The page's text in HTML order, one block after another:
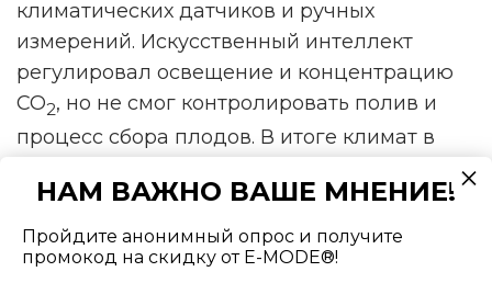
климатических датчиков и ручных
измерений. Искусственный интеллект
регулировал освещение и концентрацию
CO2, но не смог контролировать полив и
процесс сбора плодов. В итоге климат в
климата, создаваемого Digital Twin.
Результатом работы Reinforcement Learning
стало хорошее плодоношение.
НАМ ВАЖНО ВАШЕ МНЕНИЕ!
Пройдите анонимный опрос и получите
промокод на скидку от E-MODE®!